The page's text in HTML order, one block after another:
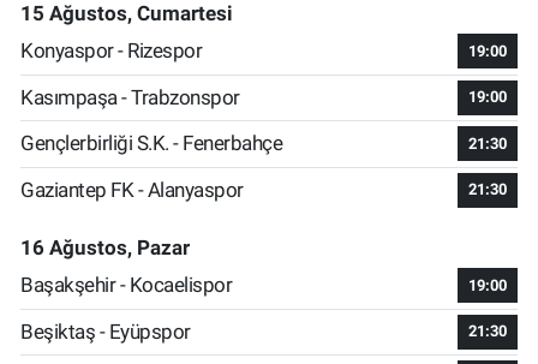
15 Ağustos, Cumartesi
Konyaspor - Rizespor
19:00
Kasımpaşa - Trabzonspor 19:00
Gençlerbirliği S.K. - Fenerbahçe 21:30
Gaziantep FK - Alanyaspor 21:30
16 Ağustos, Pazar
Başakşehir - Kocaelispor
19:00
Beşiktaş - Eyüpspor 21:30